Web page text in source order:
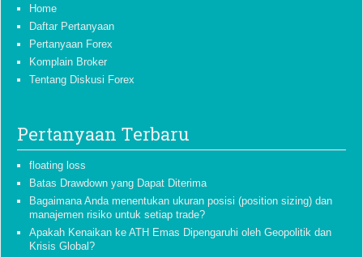
Home
Daftar Pertanyaan
Pertanyaan Forex
Komplain Broker
Tentang Diskusi Forex
Pertanyaan Terbaru
floating loss
Batas Drawdown yang Dapat Diterima
Bagaimana Anda menentukan ukuran posisi (position sizing) dan
manajemen risiko untuk setiap trade?
Apakah Kenaikan ke ATH Emas Dipengaruhi oleh Geopolitik dan
Krisis Global?